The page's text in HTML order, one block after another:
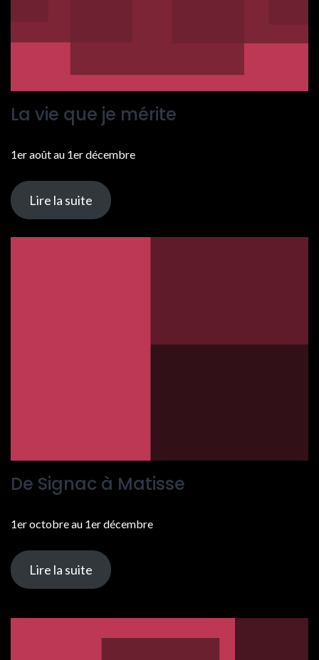
La vie que je mérite
1er août au 1er décembre
Lire la suite
De Signac à Matisse
1er octobre au 1er décembre
Lire la suite